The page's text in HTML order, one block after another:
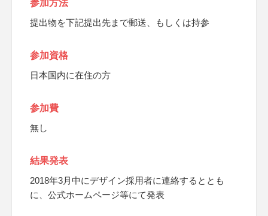
参加方法
提出物を下記提出先まで郵送、もしくは持参
参加資格
日本国内に在住の方
参加費
無し
結果発表
2018年3月中にデザイン採用者に連絡するととも
に、公式ホームページ等にて発表